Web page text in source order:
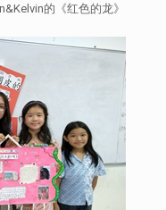
的《红色的龙》